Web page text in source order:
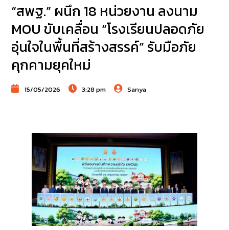
“สพฐ.” ผนึก 18 หน่วยงาน ลงนาม
MOU ขับเคลื่อน “โรงเรียนปลอดภัย
อุ่นใจในพื้นที่สร้างสรรค์” รับมือภัย
คุกคามยุคใหม่
15/05/2026 3:28 pm Sanya